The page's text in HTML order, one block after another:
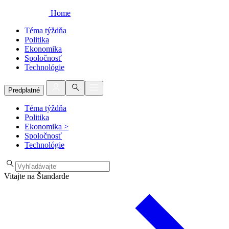
Home
Téma týždňa
Politika
Ekonomika
Spoločnosť
Technológie
Predplatné
Téma týždňa
Politika
Ekonomika >
Spoločnosť
Technológie
Vitajte na Štandarde